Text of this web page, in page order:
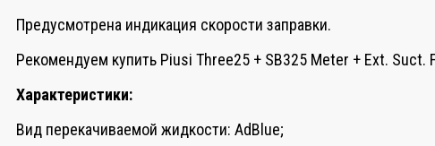
Предусмотрена индикация скорости заправки.
Рекомендуем купить Piusi Three25 + SB325 Meter + Ext. Suct.
Характеристики:
Вид перекачиваемой жидкости: AdBlue;